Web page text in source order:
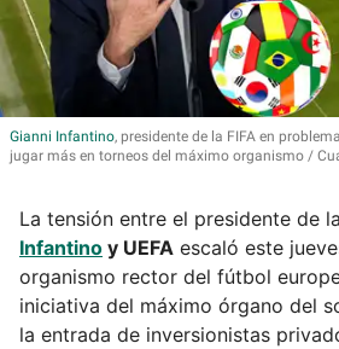
Gianni Infantino, presidente de la FIFA en
jugar más en torneos del máximo organismo
La tensión entre el presidente de la
Infantino y UEFA escaló este
organismo rector del fútbol
iniciativa del máximo órgano del
la entrada de inversionistas